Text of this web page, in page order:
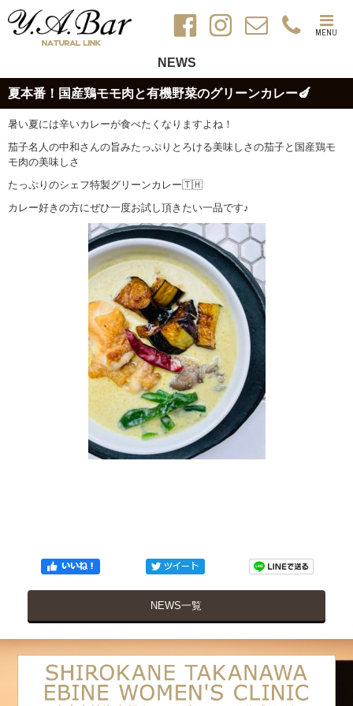
MENU
NEWS
夏本番！国産鶏モモ肉と有機野菜のグリーンカレー🍆
暑い夏には辛いカレーが食べたくなりますよね！
茄子名人の中和さんの旨みたっぷりとろける美味しさの茄子と国産鶏モ
モ肉の美味しさ
たっぷりのシェフ特製グリーンカレー🇹🇭
カレー好きの方にぜひ一度お試し頂きたい一品です♪
NEWS一覧